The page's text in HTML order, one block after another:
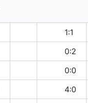
1:1
0:2
0:0
4:0